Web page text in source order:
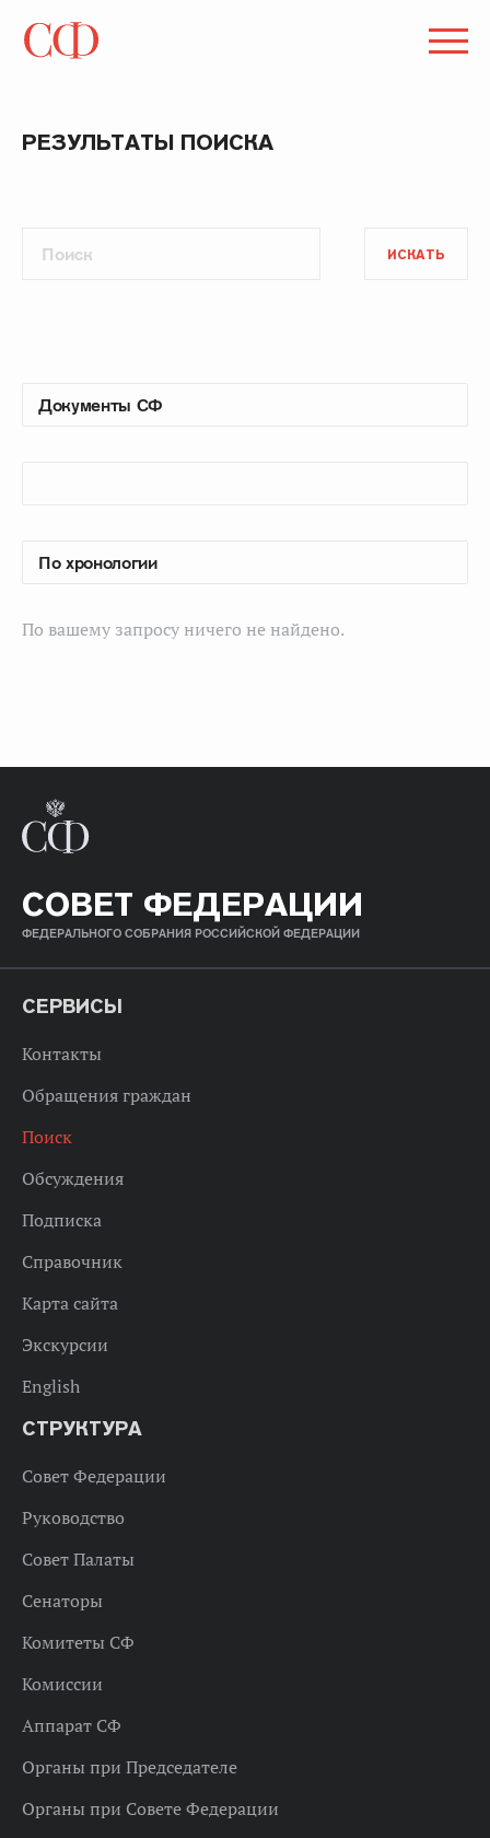
РЕЗУЛЬТАТЫ ПОИСКА
ИСКАТЬ
По вашему запросу ничего не найдено.
СОВЕТ ФЕДЕРАЦИИ
ФЕДЕРАЛЬНОГО СОБРАНИЯ РОССИЙСКОЙ ФЕДЕРАЦИИ
СЕРВИСЫ
Контакты
Обращения граждан
Поиск
Обсуждения
Подписка
Справочник
Карта сайта
Экскурсии
English
СТРУКТУРА
Совет Федерации
Руководство
Совет Палаты
Сенаторы
Комитеты СФ
Комиссии
Аппарат СФ
Органы при Председателе
Органы при Совете Федерации